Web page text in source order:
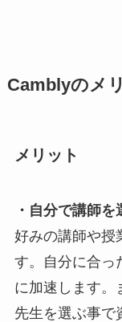
Camblyのメ
メリット
・自分で講師
好みの講師や授
す。自分に合っ
に加速します。
先生を選ぶ事で